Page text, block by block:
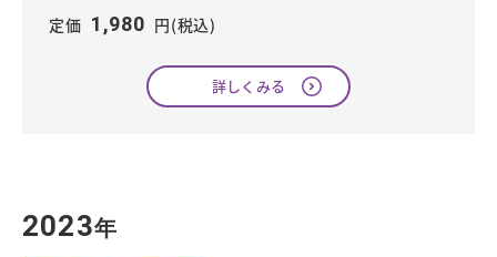
定価 1,980 円(税込)
詳しくみる
2023年